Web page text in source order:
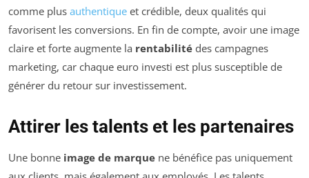
comme plus authentique et crédible, deux qualités qui
favorisent les conversions. En fin de compte, avoir une image
claire et forte augmente la rentabilité des campagnes
marketing, car chaque euro investi est plus susceptible de
générer du retour sur investissement.
Attirer les talents et les partenaires
Une bonne image de marque ne bénéfice pas uniquement